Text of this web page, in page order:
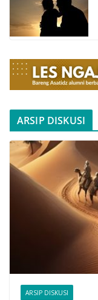
ARSIP DISKUSI
ARSIP DISKUSI